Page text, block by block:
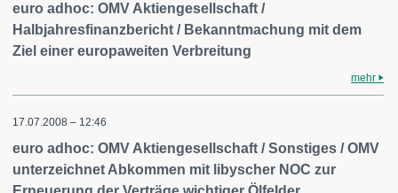
euro adhoc: OMV Aktiengesellschaft /
Halbjahresfinanzbericht / Bekanntmachung mit dem
Ziel einer europaweiten Verbreitung
mehr
17.07.2008 – 12:46
euro adhoc: OMV Aktiengesellschaft / Sonstiges / OMV
unterzeichnet Abkommen mit libyscher NOC zur